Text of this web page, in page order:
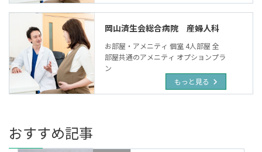
岡山済生会総合病院 産婦人科
お部屋・アメニティ 個室 4人部屋 全
部屋共通のアメニティ オプションプラ
ン
もっと見る
おすすめ記事